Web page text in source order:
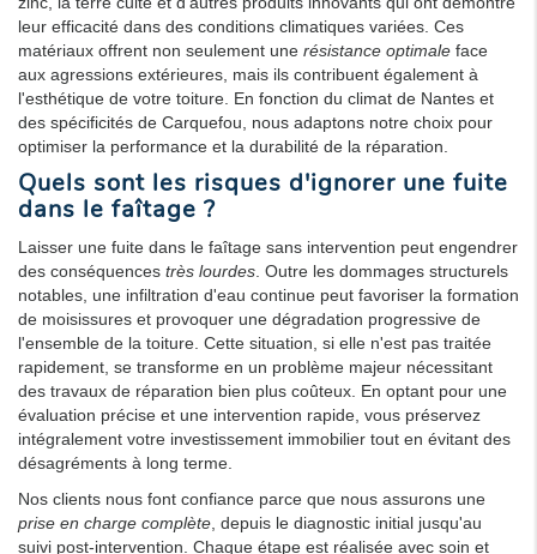
leur efficacité dans des conditions climatiques variées. Ces
matériaux offrent non seulement une résistance optimale face
aux agressions extérieures, mais ils contribuent également à
l'esthétique de votre toiture. En fonction du climat de Nantes et
des spécificités de Carquefou, nous adaptons notre choix pour
optimiser la performance et la durabilité de la réparation.
Quels sont les risques d'ignorer une fuite
dans le faîtage ?
Laisser une fuite dans le faîtage sans intervention peut engendrer
des conséquences très lourdes . Outre les dommages structurels
notables, une infiltration d'eau continue peut favoriser la formation
de moisissures et provoquer une dégradation progressive de
l'ensemble de la toiture. Cette situation, si elle n'est pas traitée
rapidement, se transforme en un problème majeur nécessitant
des travaux de réparation bien plus coûteux. En optant pour une
évaluation précise et une intervention rapide, vous préservez
intégralement votre investissement immobilier tout en évitant des
désagréments à long terme.
Nos clients nous font confiance parce que nous assurons une
prise en charge complète , depuis le diagnostic initial jusqu'au
suivi post-intervention. Chaque étape est réalisée avec soin et